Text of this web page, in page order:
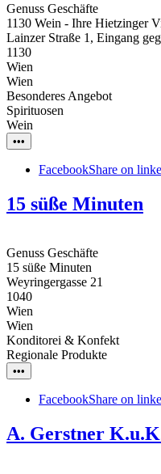
Genuss Geschäfte
1130 Wein - Ihre Hietzinger
Lainzer Straße 1, Eingang
1130
Wien
Wien
Besonderes Angebot
Spirituosen
Wein
•••
FacebookShare on
15 süße Minuten
Genuss Geschäfte
15 süße Minuten
Weyringergasse 21
1040
Wien
Wien
Konditorei & Konfekt
Regionale Produkte
•••
FacebookShare on
A. Gerstner